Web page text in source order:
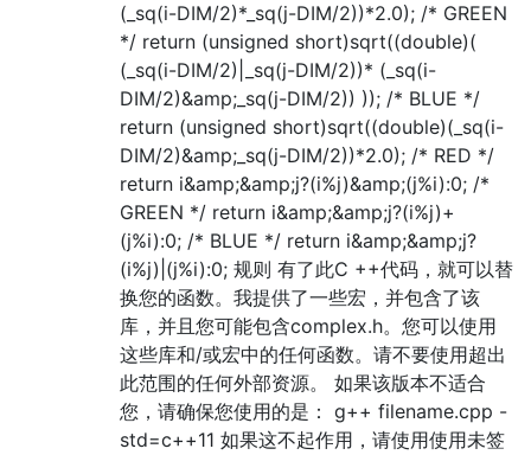
(_sq(i-DIM/2)*_sq(j-DIM/2))*2.0); /* GREEN
*/ return (unsigned short)sqrt((double)(
(_sq(i-DIM/2)|_sq(j-DIM/2))* (_sq(i-
DIM/2)&amp;_sq(j-DIM/2)) )); /* BLUE */
return (unsigned short)sqrt((double)(_sq(i-
DIM/2)&amp;_sq(j-DIM/2))*2.0); /* RED */
return i&amp;&amp;j?(i%j)&amp;(j%i):0; /*
GREEN */ return i&amp;&amp;j?(i%j)+
(j%i):0; /* BLUE */ return i&amp;&amp;j?
(i%j)|(j%i):0; 规则 有了此C ++代码，就可以替
换您的函数。我提供了一些宏，并包含了该
库，并且您可能包含complex.h。您可以使用
这些库和/或宏中的任何函数。请不要使用超出
此范围的任何外部资源。 如果该版本不适合
您，请确保您使用的是： g++ filename.cpp -
std=c++11 如果这不起作用，请使用使用未签